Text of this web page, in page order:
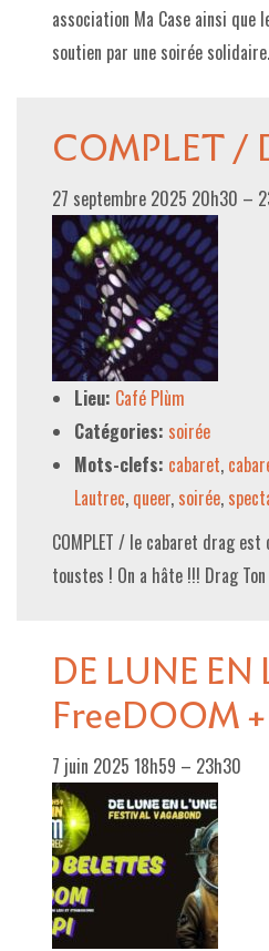
association Ma Case ainsi
soutien par une soirée
COMPLET /
27 septembre 2025 20h30 –
Lieu: Café Plùm
Catégories: soirée
Mots-clefs: cabaret,
Lautrec, queer, soirée,
COMPLET / le cabaret drag
toustes ! On a hâte !!! Drag
DE LUNE EN
FreeDOOM
7 juin 2025 18h59 – 23h30